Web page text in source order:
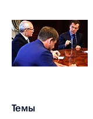
Темы